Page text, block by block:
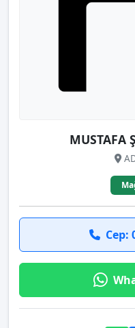
MUSTAFA
Cep: